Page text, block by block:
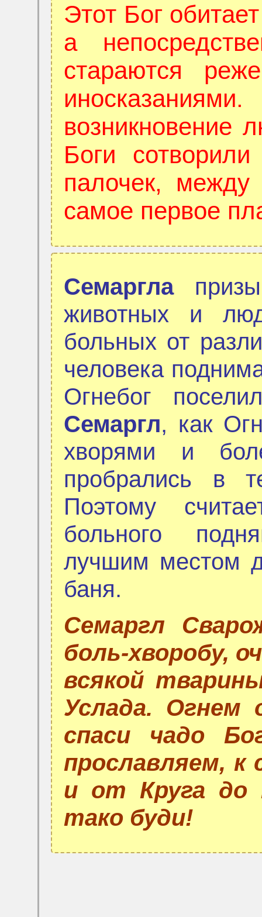
Этот Бог
а
стараются
возникновение
Боги
палочек,
самое первое
Семаргла
животных и
больных от
человека
Огнебог
Семаргл, как
хворями и
пробрались в
Поэтому
больного
лучшим местом
баня.
Семаргл
боль-хворобу,
всякой
Услада.
спаси чадо
прославляем, к
и от Круга до
тако буди!